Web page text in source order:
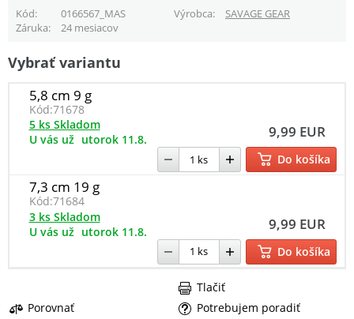
Kód 0166567_MAS Výrobca
SAVAGE GEAR
Záruka
24 mesiacov
Vybrať variantu
5,8 cm 9 g
Kód:71678
9,99 EUR
5 ks Skladom
U vás už utorok 11.8.
Do košíka
7,3 cm 19 g
Kód:71684
9,99 EUR
3 ks Skladom
U vás už utorok 11.8.
Do košíka
Porovnať
Potrebujem poradiť
Tlačiť